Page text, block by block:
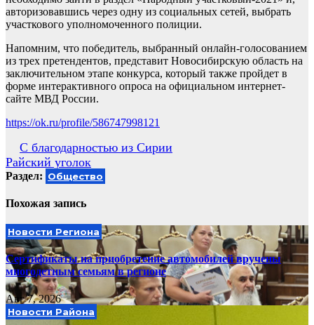
авторизовавшись через одну из социальных сетей, выбрать
участкового уполномоченного полиции.
Напомним, что победитель, выбранный онлайн-голосованием
из трех претендентов, представит Новосибирскую область на
заключительном этапе конкурса, который также пройдет в
форме интерактивного опроса на официальном интернет-
сайте МВД России.
https://ok.ru/profile/586747998121
Навигация
по
записям
С благодарностью из Сирии
Райский уголок
Раздел: Общество
Похожая запись
Новости Региона
Сертификаты на приобретение автомобилей вручены
многодетным семьям в регионе
Авг 7, 2026
Новости Района